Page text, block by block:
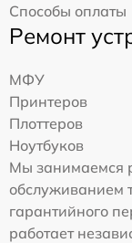
Способы оплаты
Ремонт
МФУ
Принтеров
Плоттеров
Ноутбуков
Мы занимаемся
обслуживанием
гарантийного
работает